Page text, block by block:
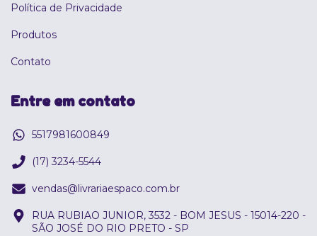
Política de Privacidade
Produtos
Contato
Entre em contato
5517981600849
(17) 3234-5544
vendas@livrariaespaco.com.br
RUA RUBIAO JUNIOR, 3532 - BOM JESUS - 15014-220 -
SÃO JOSÉ DO RIO PRETO - SP